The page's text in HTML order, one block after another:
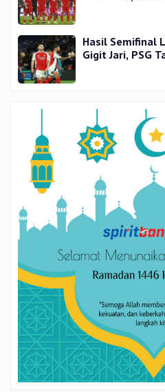
Hasil Semifinal
Gigit Jari, PSG